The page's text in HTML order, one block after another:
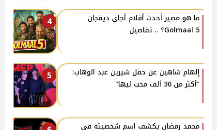
4
ما هو مصير أحدث أفلام أجاي ديفجان
Golmaal 5؟ .. تفاصيل
5
إلهام شاهين عن حفل شيرين عبد الوهاب:
"أكتر من 30 ألف محب ليها"
محمد رمضان يكشف اسم شخصيته في